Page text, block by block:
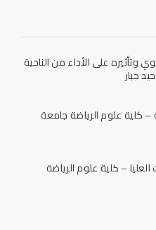
وتأثيره على الأداء من الناحية
جبار
– كلية علوم الرياضة جامعة
– كلية علوم الرياضة